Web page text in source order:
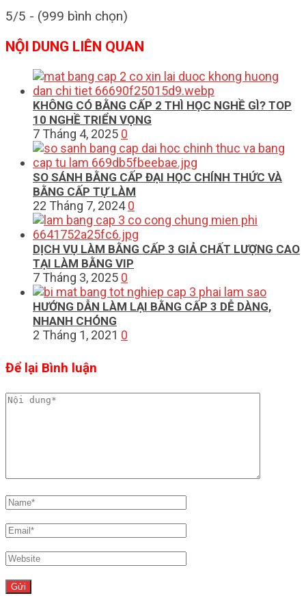
5/5 - (999 bình chọn)
NỘI DUNG LIÊN QUAN
KHÔNG CÓ BẰNG CẤP 2 THÌ HỌC NGHỀ GÌ? TOP
10 NGHỀ TRIỂN VỌNG
7 Tháng 4, 2025 0
SO SÁNH BẰNG CẤP ĐẠI HỌC CHÍNH THỨC VÀ
BẰNG CẤP TỰ LÀM
22 Tháng 7, 2024 0
DỊCH VỤ LÀM BẰNG CẤP 3 GIẢ CHẤT LƯỢNG CAO
TẠI LÀM BẰNG VIP
7 Tháng 3, 2025 0
HƯỚNG DẪN LÀM LẠI BẰNG CẤP 3 DỄ DÀNG,
NHANH CHÓNG
2 Tháng 1, 2021 0
Để lại Bình luận